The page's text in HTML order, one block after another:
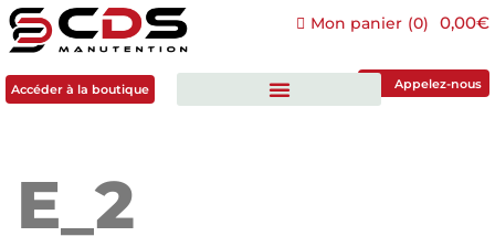
Accéder à la boutique
Mon panier (0) 0,00€
Appelez-nous
E_2